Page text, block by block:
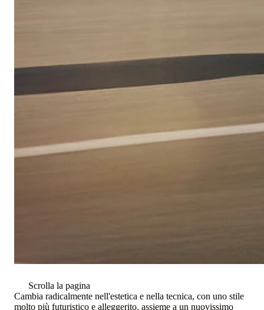
Scrolla la pagina
Cambia radicalmente nell'estetica e nella tecnica, con uno stile
molto più futuristico e alleggerito, assieme a un nuovissimo